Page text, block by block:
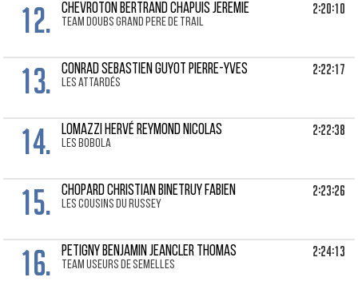
12. CHEVROTON BERTRAND Chapuis Jeremie
team doubs grand pere de trail
2:20:10
13. CONRAD SEBASTIEN Guyot Pierre-Yves
Les attardés
2:22:17
14. LOMAZZI HERVÉ Reymond Nicolas
Les Bobola
2:22:38
15. CHOPARD CHRISTIAN Binetruy Fabien
Les Cousins du Russey
2:23:26
16. PETIGNY BENJAMIN Jeancler Thomas
Team Useurs de semelles
2:24:13